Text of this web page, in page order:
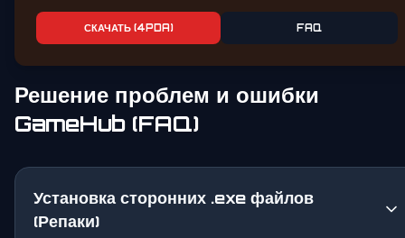
СКАЧАТЬ (4PDA) FAQ
Решение проблем и ошибки
GameHub (FAQ)
Установка сторонних .exe файлов
(Репаки)